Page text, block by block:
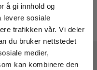
å gi innhold og
levere sosiale
trafikken vår. Vi deler
du bruker nettstedet
medier,
kan kombinere den